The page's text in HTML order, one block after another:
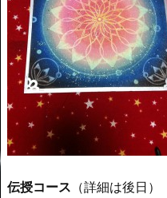
伝授コース （詳細は後日）